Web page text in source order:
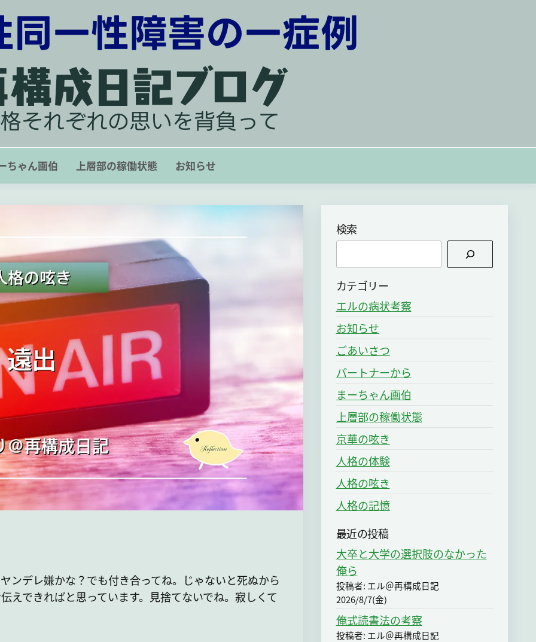
ちゃん画伯 上層部の稼働状態 お知らせ
デレ嫌かな？でも付き合ってね。じゃないと死ぬから
えできればと思っています。見捨てないでね。寂しくて
検索
索
カテゴリー
エルの病状考察
お知らせ
ごあいさつ
パートナーから
まーちゃん画伯
上層部の稼働状態
京華の呟き
人格の体験
人格の呟き
人格の記憶
最近の投稿
大卒と大学の選択肢のなかった
俺ら
投稿者: エル＠再構成日記
2026/8/7(金)
俺式読書法の考察
投稿者: エル＠再構成日記